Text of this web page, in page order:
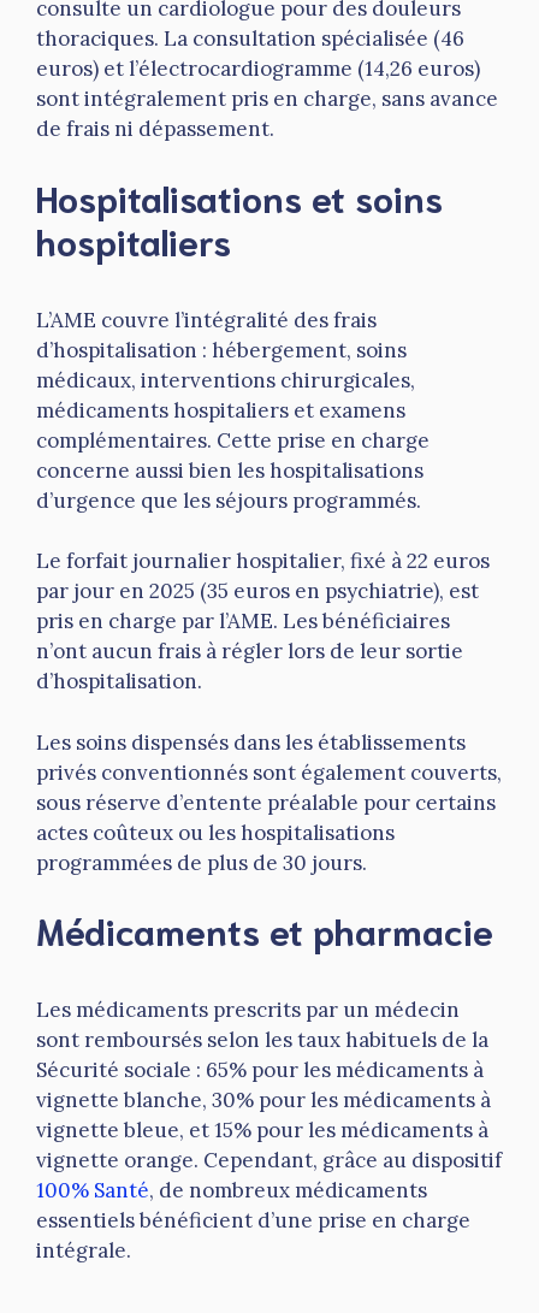
consulte un cardiologue pour des douleurs
thoraciques. La consultation spécialisée (46
euros) et l’électrocardiogramme (14,26 euros)
sont intégralement pris en charge, sans avance
de frais ni dépassement.
Hospitalisations et soins
hospitaliers
L’AME couvre l’intégralité des frais
d’hospitalisation : hébergement, soins
médicaux, interventions chirurgicales,
médicaments hospitaliers et examens
complémentaires. Cette prise en charge
concerne aussi bien les hospitalisations
d’urgence que les séjours programmés.
Le forfait journalier hospitalier, fixé à 22 euros
par jour en 2025 (35 euros en psychiatrie), est
pris en charge par l’AME. Les bénéficiaires
n’ont aucun frais à régler lors de leur sortie
d’hospitalisation.
Les soins dispensés dans les établissements
privés conventionnés sont également couverts,
sous réserve d’entente préalable pour certains
actes coûteux ou les hospitalisations
programmées de plus de 30 jours.
Médicaments et pharmacie
Les médicaments prescrits par un médecin
sont remboursés selon les taux habituels de la
Sécurité sociale : 65% pour les médicaments à
vignette blanche, 30% pour les médicaments à
vignette bleue, et 15% pour les médicaments à
vignette orange. Cependant, grâce au dispositif
100% Santé, de nombreux médicaments
essentiels bénéficient d’une prise en charge
intégrale.